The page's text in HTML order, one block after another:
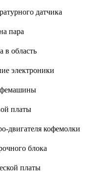
датчика
пара
в область
электроники
платы
двигателя кофемолки
блока
платы